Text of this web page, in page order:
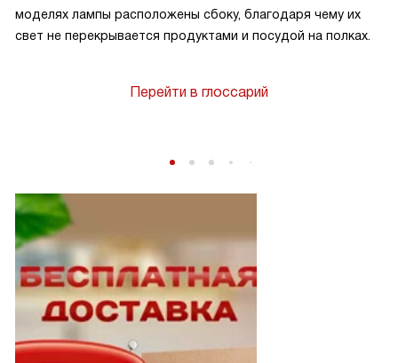
моделях лампы расположены сбоку, благодаря чему их
свет не перекрывается продуктами и посудой на полках.
Перейти в глоссарий